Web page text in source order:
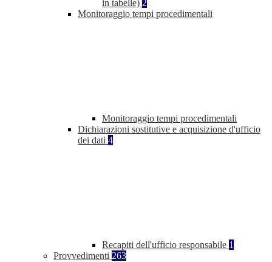
in tabelle) 2
Monitoraggio tempi procedimentali
Monitoraggio tempi procedimentali
Dichiarazioni sostitutive e acquisizione d'ufficio
dei dati 4
Recapiti dell'ufficio responsabile 1
Provvedimenti 263